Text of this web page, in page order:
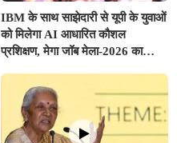
IBM के साथ साझेदारी से यूपी के युवाओं
को मिलेगा AI आधारित कौशल
प्रशिक्षण, मेगा जॉब मेला-2026 का